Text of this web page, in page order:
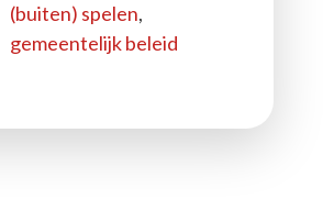
(buiten) spelen,
gemeentelijk beleid